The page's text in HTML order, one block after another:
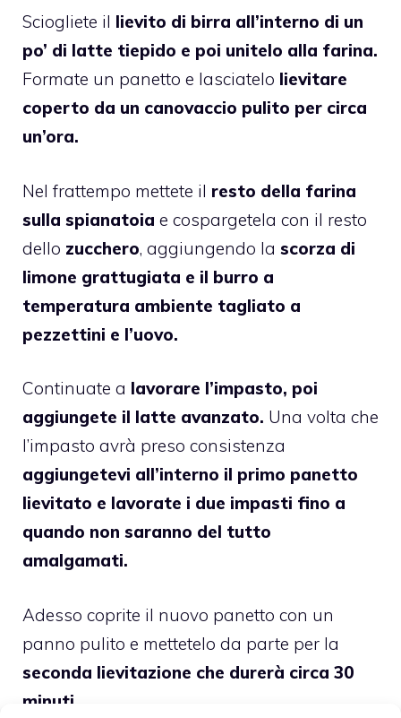
Sciogliete il lievito di birra all’interno di un
po’ di latte tiepido e poi unitelo alla farina.
Formate un panetto e lasciatelo lievitare
coperto da un canovaccio pulito per circa
un’ora.
Nel frattempo mettete il resto della farina
sulla spianatoia e cospargetela con il resto
dello zucchero, aggiungendo la scorza di
limone grattugiata e il burro a
temperatura ambiente tagliato a
pezzettini e l’uovo.
Continuate a lavorare l’impasto, poi
aggiungete il latte avanzato. Una volta che
l’impasto avrà preso consistenza
aggiungetevi all’interno il primo panetto
lievitato e lavorate i due impasti fino a
quando non saranno del tutto
amalgamati.
Adesso coprite il nuovo panetto con un
panno pulito e mettetelo da parte per la
seconda lievitazione che durerà circa 30
minuti.